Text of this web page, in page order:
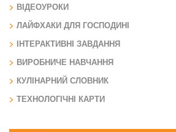
ВІДЕОУРОКИ
ЛАЙФХАКИ ДЛЯ ГОСПОДИНІ
ІНТЕРАКТИВНІ ЗАВДАННЯ
ВИРОБНИЧЕ НАВЧАННЯ
КУЛІНАРНИЙ СЛОВНИК
ТЕХНОЛОГІЧНІ КАРТИ